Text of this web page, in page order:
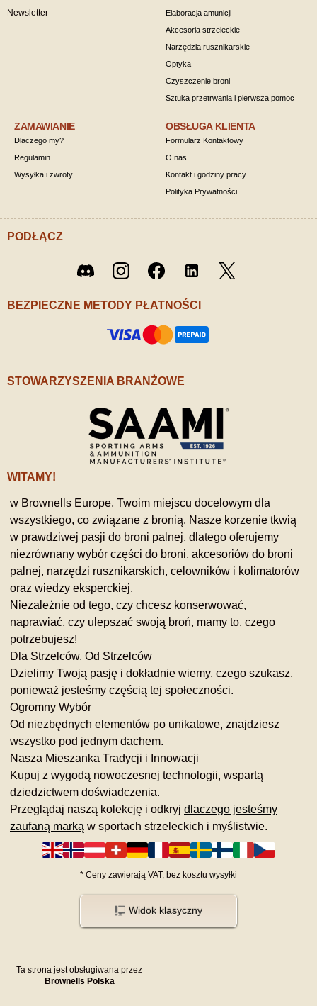
Newsletter
Elaboracja amunicji
Akcesoria strzeleckie
Narzędzia rusznikarskie
Optyka
Czyszczenie broni
Sztuka przetrwania i pierwsza pomoc
ZAMAWIANIE
Dlaczego my?
Regulamin
Wysyłka i zwroty
OBSŁUGA KLIENTA
Formularz Kontaktowy
O nas
Kontakt i godziny pracy
Polityka Prywatności
PODŁĄCZ
Discord Instagram Facebook LinkedIn
BEZPIECZNE METODY PŁATNOŚCI
STOWARZYSZENIA BRANŻOWE
WITAMY!
w Brownells Europe, Twoim miejscu docelowym dla
wszystkiego, co związane z bronią. Nasze korzenie tkwią
w prawdziwej pasji do broni palnej, dlatego oferujemy
niezrównany wybór części do broni, akcesoriów do broni
palnej, narzędzi rusznikarskich, celowników i kolimatorów
oraz wiedzy eksperckiej.
Niezależnie od tego, czy chcesz konserwować,
naprawiać, czy ulepszać swoją broń, mamy to, czego
potrzebujesz!
Dla Strzelców, Od Strzelców
Dzielimy Twoją pasję i dokładnie wiemy, czego szukasz,
ponieważ jesteśmy częścią tej społeczności.
Ogromny Wybór
Od niezbędnych elementów po unikatowe, znajdziesz
wszystko pod jednym dachem.
Nasza Mieszanka Tradycji i Innowacji
Kupuj z wygodą nowoczesnej technologii, wspartą
dziedzictwem doświadczenia.
Przeglądaj naszą kolekcję i odkryj dlaczego jesteśmy
zaufaną marką w sportach strzeleckich i myślistwie.
* Ceny zawierają VAT, bez kosztu wysyłki
Widok klasyczny
Ta strona jest obsługiwana przez
Brownells Polska